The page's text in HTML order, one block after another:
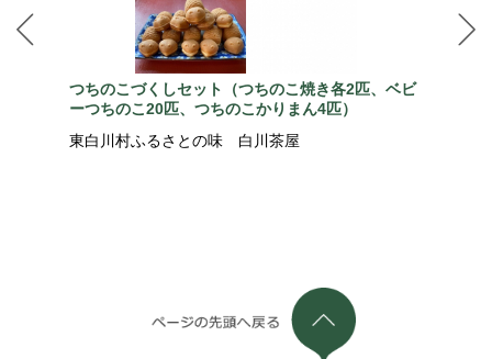
つちのこづくしセット（つちのこ焼き各2匹、ベビ
ーつちのこ20匹、つちのこかりまん4匹）
東白川村ふるさとの味 白川茶屋